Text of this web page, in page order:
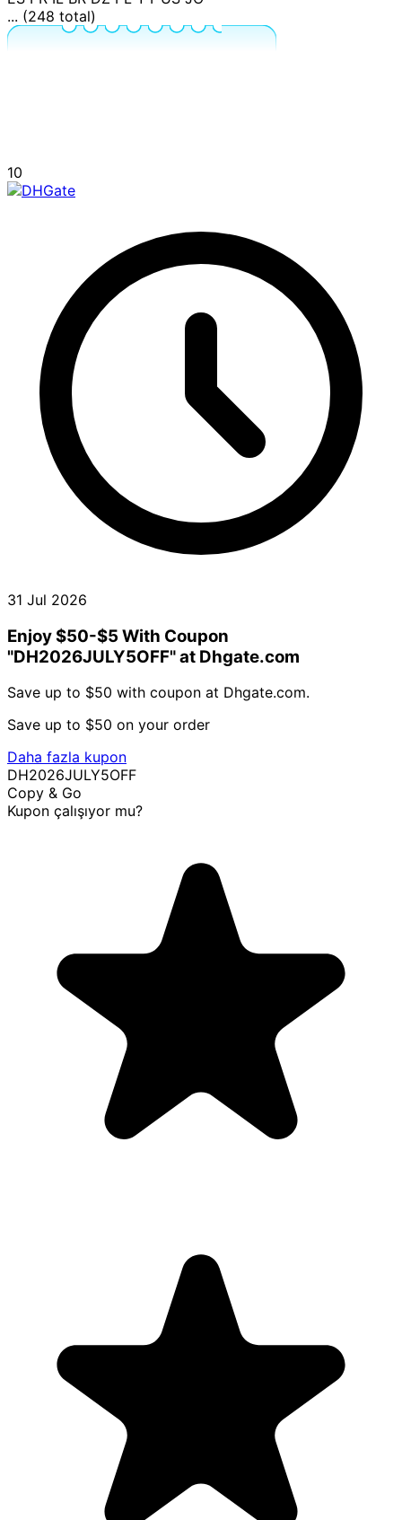
... (248 total)
10
31 Jul 2026
Enjoy $50-$5 With Coupon
"DH2026JULY5OFF" at Dhgate.com
Save up to $50 with coupon at Dhgate.com.
Save up to $50 on your order
Daha fazla kupon
DH2026JULY5OFF
Copy & Go
Kupon çalışıyor mu?